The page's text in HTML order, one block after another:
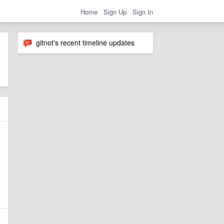
Home Sign Up Sign In
gitnot's recent timeline updates